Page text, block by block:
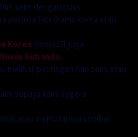
semi dengan puas
pecinta film drama korea atau
Korea BosKu21 juga
Sub Indo
melihat postingan film semi atau
supaya kami segera
atau memutarnya kembali